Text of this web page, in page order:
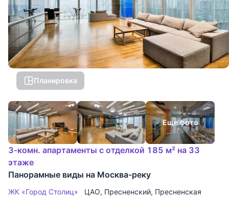
Планировка
Еще фото
3-комн. апартаменты с отделкой 185 м² на 33
этаже
Панорамные виды на Москва-реку
ЖК «Город Столиц» ЦАО, Пресненский, Пресненская